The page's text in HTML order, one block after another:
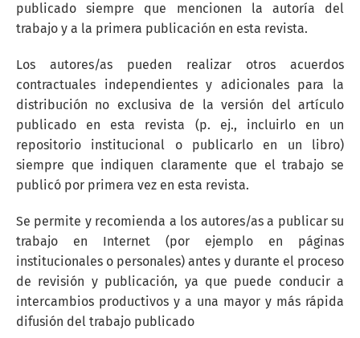
publicado siempre que mencionen la autoría del
trabajo y a la primera publicación en esta revista.
Los autores/as pueden realizar otros acuerdos
contractuales independientes y adicionales para la
distribución no exclusiva de la versión del artículo
publicado en esta revista (p. ej., incluirlo en un
repositorio institucional o publicarlo en un libro)
siempre que indiquen claramente que el trabajo se
publicó por primera vez en esta revista.
Se permite y recomienda a los autores/as a publicar su
trabajo en Internet (por ejemplo en páginas
institucionales o personales) antes y durante el proceso
de revisión y publicación, ya que puede conducir a
intercambios productivos y a una mayor y más rápida
difusión del trabajo publicado